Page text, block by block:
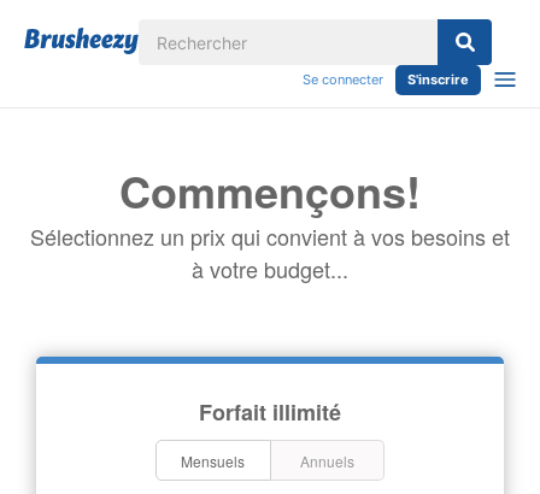
Se connecter S'inscrire
Commençons!
Sélectionnez un prix qui convient à vos besoins et
à votre budget...
Forfait illimité
Mensuels Annuels